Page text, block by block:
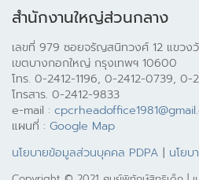
เลขที่ 979 ซอยจรัญสนิทวงศ์ 12 แขวงวั
เขตบางกอกใหญ่ กรุงเทพฯ 10600
โทร. 0-2412-1196, 0-2412-0739, 0-
โทรสาร. 0-2412-9833
e-mail :
แผนที่ :Google Map
นโยบายข้อมูลส่วนบุคคล PDPA|นโยบ
แบบเดียวกัน 3.0 ประเทศไทย